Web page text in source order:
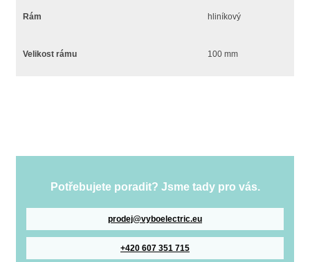
Rám hliníkový
Velikost rámu 100 mm
Potřebujete poradit? Jsme tady pro vás.
prodej@vyboelectric.eu
+420 607 351 715